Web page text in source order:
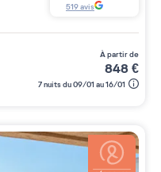
519avis
à partir de
848€
7 nuits du 09/01 au 16/01